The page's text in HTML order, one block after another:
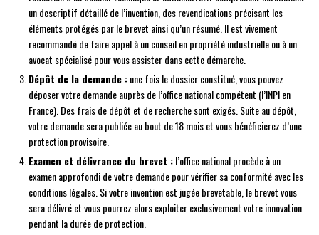
un descriptif détaillé de l’invention, des revendications précisant les
éléments protégés par le brevet ainsi qu’un résumé. Il est vivement
recommandé de faire appel à un conseil en propriété industrielle ou à un
avocat spécialisé pour vous assister dans cette démarche.
Dépôt de la demande :une fois le dossier constitué, vous pouvez
déposer votre demande auprès de l’office national compétent (l’INPI en
France). Des frais de dépôt et de recherche sont exigés. Suite au dépôt,
votre demande sera publiée au bout de 18 mois et vous bénéficierez d’une
protection provisoire.
Examen et délivrance du brevet :l’office national procède à un
examen approfondi de votre demande pour vérifier sa conformité avec les
conditions légales. Si votre invention est jugée brevetable, le brevet vous
sera délivré et vous pourrez alors exploiter exclusivement votre innovation
pendant la durée de protection.